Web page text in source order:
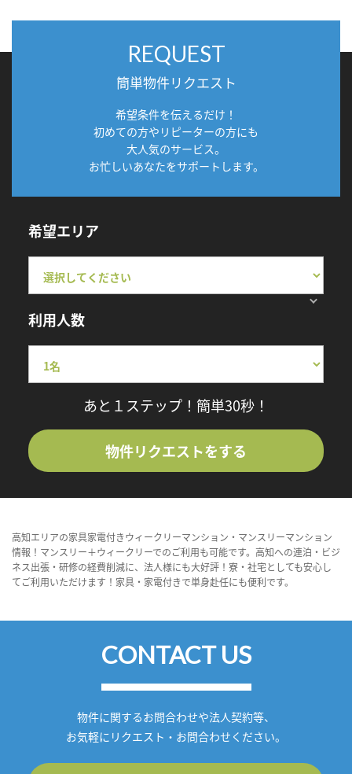
REQUEST
簡単物件リクエスト
希望条件を伝えるだけ！
初めての方やリピーターの方にも
大人気のサービス。
お忙しいあなたをサポートします。
希望エリア
利用人数
あと１ステップ！簡単30秒！
物件リクエストをする
高知エリアの家具家電付きウィークリーマンション・マンスリーマンション
情報！マンスリー＋ウィークリーでのご利用も可能です。高知への連泊・ビジ
ネス出張・研修の経費削減に、法人様にも大好評！寮・社宅としても安心し
てご利用いただけます！家具・家電付きで単身赴任にも便利です。
CONTACT US
物件に関するお問合わせや法人契約等、
お気軽にリクエスト・お問合わせください。